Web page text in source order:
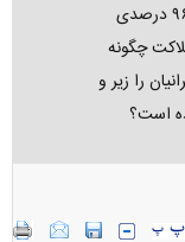
کابوس ۹۶ درصدی
چگونه
را زیر و
است؟